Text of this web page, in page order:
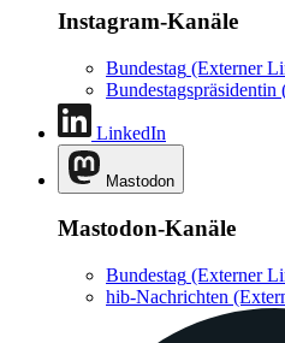
Instagram-Kanäle
Bundestag (Externer
Bundestagspräsidentin
LinkedIn
Mastodon
Mastodon-Kanäle
Bundestag (Externer
hib-Nachrichten